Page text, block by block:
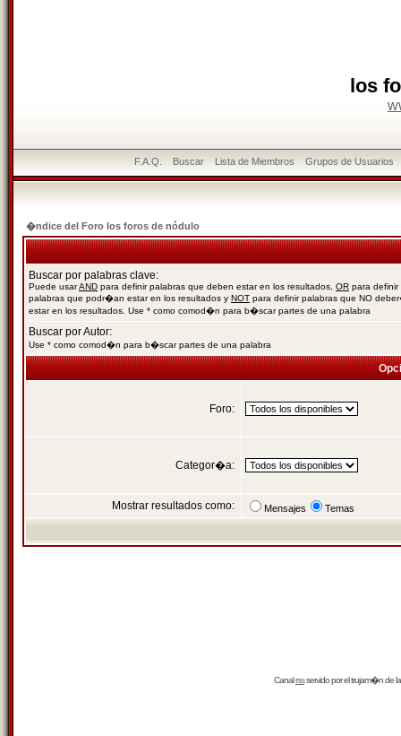
los
F.A.Q. Buscar Lista de Miembros Grupos de Usuarios
�ndice del Foro los foros de nódulo
Buscar por palabras clave:
Puede usarAND para definir palabras que deben estar en los resultados, OR para definir
palabras que podr�an estar en los resultados y NOT para definir palabras que NO
estar en los resultados. Use * como comod�n para b�scar partes de una palabra
Buscar por Autor:
Use * como comod�n para b�scar partes de una palabra
Foro:
Categor�a:
Mostrar resultados como: Mensajes Temas
Canalrssservido por eltrujam�nde